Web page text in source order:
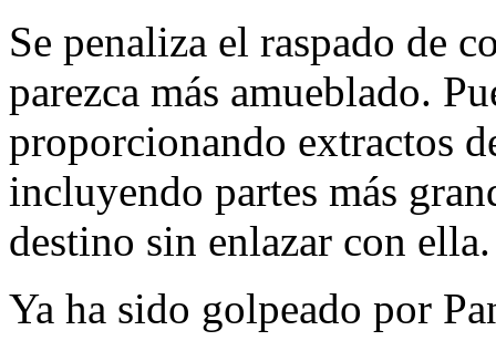
Se penaliza el raspado de
parezca más amueblado.
proporcionando extractos
incluyendo partes más
destino sin enlazar con ella.
Ya ha sido golpeado por